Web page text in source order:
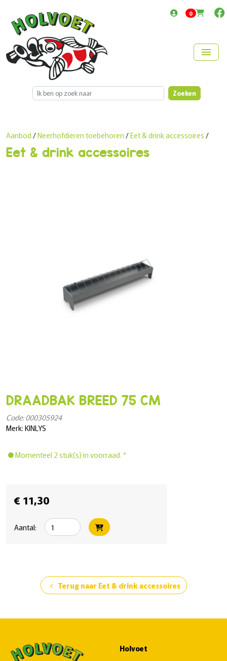
0items in cart
menu
Zoeken
Eet & drink accessoires
Aanbod /Neerhofdieren toebehoren /Eet & drink accessoires /
DRAADBAK BREED 75 CM
Code: 000305924
Merk: KINLYS
Momenteel 2 stuk(s) in voorraad. *
€ 11,30
Aantal:
chevron_left Terug naar Eet & drink accessoires
Holvoet